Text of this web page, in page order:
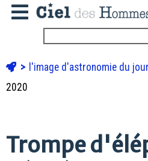
l'image d'astronomie du jour
2020
Trompe